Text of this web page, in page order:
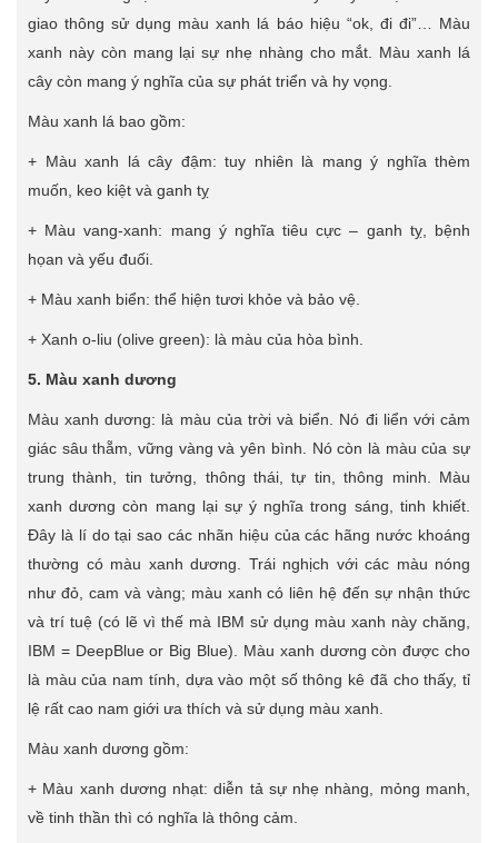
giao thông sử dụng màu xanh lá báo hiệu “ok, đi đi”… Màu
xanh này còn mang lại sự nhẹ nhàng cho mắt. Màu xanh lá
cây còn mang ý nghĩa của sự phát triển và hy vọng.
Màu xanh lá bao gồm:
+ Màu xanh lá cây đậm: tuy nhiên là mang ý nghĩa thèm
muốn, keo kiệt và ganh tỵ
+ Màu vang-xanh: mang ý nghĩa tiêu cực – ganh tỵ, bệnh
họan và yếu đuối.
+ Màu xanh biển: thể hiện tươi khỏe và bảo vệ.
+ Xanh o-liu (olive green): là màu của hòa bình.
5. Màu xanh dương
Màu xanh dương: là màu của trời và biển. Nó đi liển với cảm
giác sâu thẵm, vững vàng và yên bình. Nó còn là màu của sự
trung thành, tin tưởng, thông thái, tự tin, thông minh. Màu
xanh dương còn mang lại sự ý nghĩa trong sáng, tinh khiết.
Đây là lí do tại sao các nhãn hiệu của các hãng nước khoáng
thường có màu xanh dương. Trái nghịch với các màu nóng
như đỏ, cam và vàng; màu xanh có liên hệ đến sự nhận thức
và trí tuệ (có lẽ vì thế mà IBM sử dụng màu xanh này chăng,
IBM = DeepBlue or Big Blue). Màu xanh dương còn được cho
là màu của nam tính, dựa vào một số thông kê đã cho thấy, tỉ
lệ rất cao nam giới ưa thích và sử dụng màu xanh.
Màu xanh dương gồm:
+ Màu xanh dương nhạt: diễn tả sự nhẹ nhàng, mỏng manh,
về tinh thần thì có nghĩa là thông cảm.